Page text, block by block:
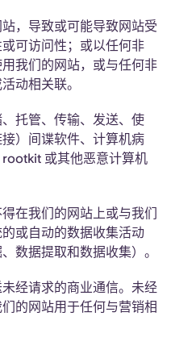
，导致或可能导致网站受
可访问性；或以任何非
我们的网站，或与任何非
动相关联。
托管、传输、发送、使
）间谍软件、计算机病
或其他恶意计算机
在我们的网站上或与我们
或自动的数据收集活动
数据提取和数据收集）。
经请求的商业通信。未经
的网站用于任何与营销相